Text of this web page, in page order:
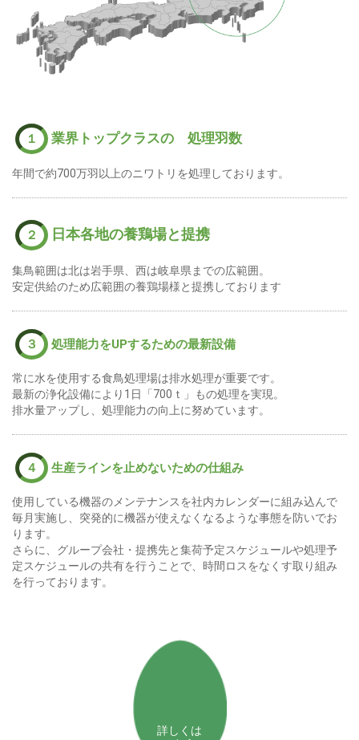
１ 業界トップクラスの 処理羽数
年間で約700万羽以上のニワトリを処理しております。
２ 日本各地の養鶏場と提携
集鳥範囲は北は岩手県、西は岐阜県までの広範囲。
安定供給のため広範囲の養鶏場様と提携しております
３ 処理能力をUPするための最新設備
常に水を使用する食鳥処理場は排水処理が重要です。
最新の浄化設備により1日「700ｔ」もの処理を実現。
排水量アップし、処理能力の向上に努めています。
４ 生産ラインを止めないための仕組み
使用している機器のメンテナンスを社内カレンダーに組み込んで
毎月実施し、突発的に機器が使えなくなるような事態を防いでお
ります。
さらに、グループ会社・提携先と集荷予定スケジュールや処理予
定スケジュールの共有を行うことで、時間ロスをなくす取り組み
を行っております。
詳しくは